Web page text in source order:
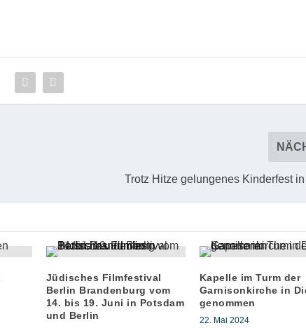
Trotz Hitze gelungenes Kinderfest
Jüdisches Filmfestival
Berlin Brandenburg vom
14. bis 19. Juni in Potsdam
und Berlin
Kapelle im Turm der
Garnisonkirche in
genommen
22. Mai 2024